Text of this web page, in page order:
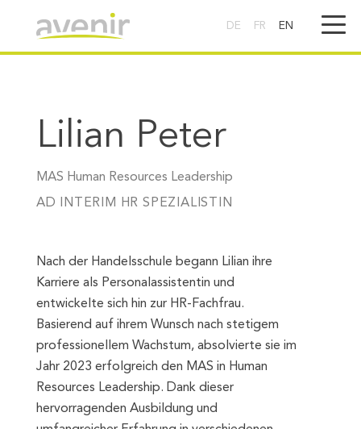
DE FR EN
Lilian Peter
MAS Human Resources Leadership
AD INTERIM HR SPEZIALISTIN
Nach der Handelsschule begann Lilian ihre
Karriere als Personalassistentin und
entwickelte sich hin zur HR-Fachfrau.
Basierend auf ihrem Wunsch nach stetigem
professionellem Wachstum, absolvierte sie im
Jahr 2023 erfolgreich den MAS in Human
Resources Leadership. Dank dieser
hervorragenden Ausbildung und